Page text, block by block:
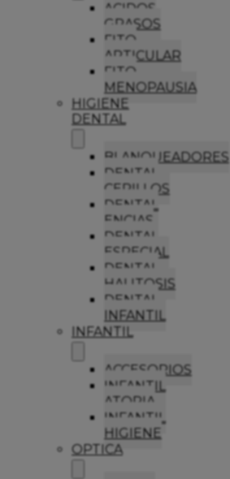
ACIDOS
GRASOS
FITO
ARTICULAR
FITO
MENOPAUSIA
HIGIENE
DENTAL
BLANQUEADORES
DENTAL
CEPILLOS
DENTAL
ENCIAS
DENTAL
ESPECIAL
DENTAL
HALITOSIS
DENTAL
INFANTIL
INFANTIL
ACCESORIOS
INFANTIL
ATOPIA
INFANTIL
HIGIENE
OPTICA